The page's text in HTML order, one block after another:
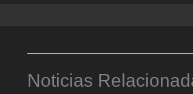
Noticias